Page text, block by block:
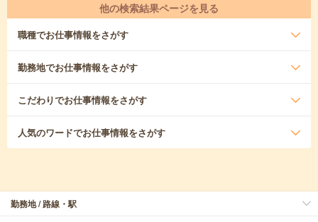
他の検索結果ページを見る
職種でお仕事情報をさがす
勤務地でお仕事情報をさがす
こだわりでお仕事情報をさがす
人気のワードでお仕事情報をさがす
勤務地 / 路線・駅